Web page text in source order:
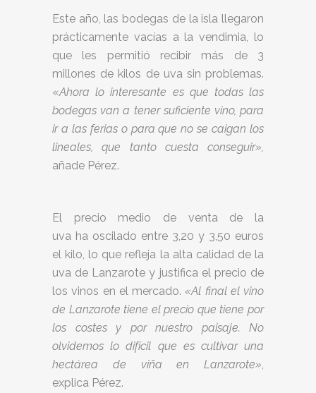
Este año, las bodegas de la isla llegaron
prácticamente vacías a la vendimia, lo
que les permitió recibir más de 3
millones de kilos de uva sin problemas.
«Ahora lo interesante es que todas las
bodegas van a tener suficiente vino, para
ir a las ferias o para que no se caigan los
lineales, que tanto cuesta conseguir»,
añade Pérez.
El precio medio de venta de la
uva ha oscilado entre 3,20 y 3,50 euros
el kilo, lo que refleja la alta calidad de la
uva de Lanzarote y justifica el precio de
los vinos en el mercado.«Al final el vino
de Lanzarote tiene el precio que tiene por
los costes y por nuestro paisaje. No
olvidemos lo difícil que es cultivar una
hectárea de viña en Lanzarote»,
explica Pérez.